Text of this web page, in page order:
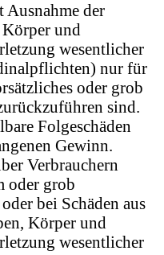
Ausnahme der
und
wesentlicher
nur für
oder grob
sind.
Folgeschäden
Gewinn.
Verbrauchern
oder grob
bei Schäden aus
Körper und
wesentlicher